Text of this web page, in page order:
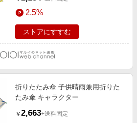
2.5%
ストアにすすむ
折りたたみ傘 子供晴雨兼用折りた
たみ傘 キャラクター
￥ 2,663+送料固定